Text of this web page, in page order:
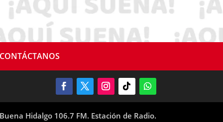
CONTÁCTANOS
Hidalgo 106.7 FM. Estación de Radio.